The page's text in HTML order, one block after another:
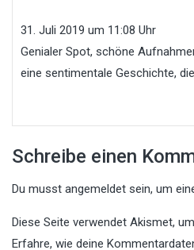
31. Juli 2019 um 11:08 Uhr
Genialer Spot, schöne
eine sentimentale Geschichte,
Schreibe einen
Du musst angemeldet sein, um
Diese Seite verwendet Akismet,
Erfahre, wie deine